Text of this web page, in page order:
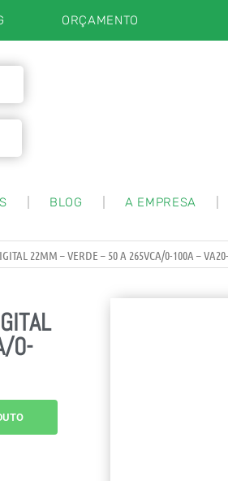
ORÇAMENTO
BLOG A EMPRESA
22MM – VERDE – 50 A 265VCA/0-100A –
0-